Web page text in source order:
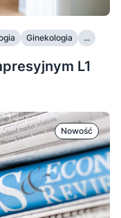
Ginekologia ...
L1
Nowość